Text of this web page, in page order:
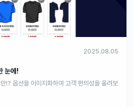
2025.08.05
눈에!
!? 옵션을 이미지화하여 고객 편의성을 올려보